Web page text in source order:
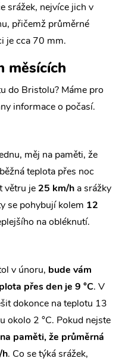
srážek, nejvíce jich v
přičemž průměrné
je cca 70 mm.
měsících
do Bristolu? Máme pro
informace o počasí.
měj na paměti, že
teplota přes noc
větru je 25 km/h a srážky
se pohybují kolem 12
na obléknutí.
v únoru, bude vám
přes den je 9 °C. V
dokonce na teplotu 13
okolo 2 °C. Pokud nejste
paměti, že průměrná
h. Co se týká srážek,